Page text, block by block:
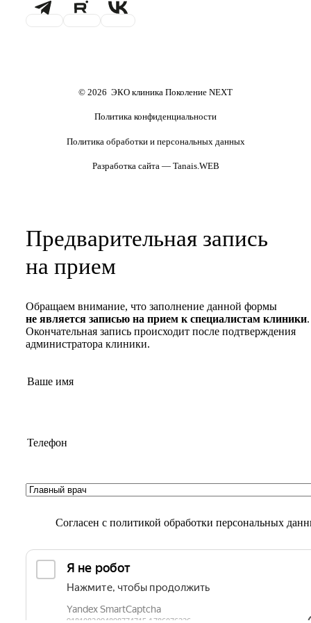
Проживание
Обследования перед ЭКО,
© 2026 ЭКО клиника Поколение NEXT
Политика конфиденциальности
Политика обработки и персональных данных
Разработка сайта — Tanais.WEB
Предварительная запись
на прием
Обращаем внимание, что заполнение данной формы
не является записью на прием к специалистам клиники.
Окончательная запись происходит после подтверждения
администратора клиники.
Согласен с политикой обработки персональных